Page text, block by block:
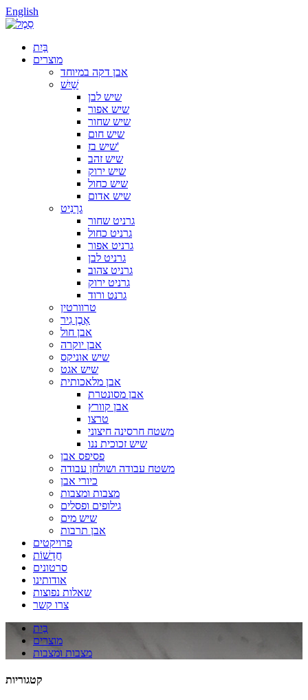
English
בַּיִת
מוצרים
אבן דקה במיוחד
שַׁיִשׁ
שיש לבן
שיש אפור
שיש שחור
שיש חום
שיש בז'
שיש זהב
שיש ירוק
שיש כחול
שיש אדום
גרָנִיט
גרניט שחור
גרניט כחול
גרניט אפור
גרניט לבן
גרניט צהוב
גרניט ירוק
גרנט ורוד
טרוורטין
אֶבֶן גִיר
אבן חול
אבן יוקרה
שיש אוניקס
שיש אגט
אבן מלאכותית
אבן מסונטרת
אבן קוורץ
טרצו
משטח חרסינה חיצוני
שיש זכוכית ננו
פסיפס אבן
משטח עבודה ושולחן עבודה
כיורי אבן
מצבות ומצבות
גילופים ופסלים
שיש מים
אבן תרבות
פרויקטים
חֲדָשׁוֹת
סרטונים
אודותינו
שאלות נפוצות
צרו קשר
בַּיִת
מוצרים
מצבות ומצבות
קטגוריות